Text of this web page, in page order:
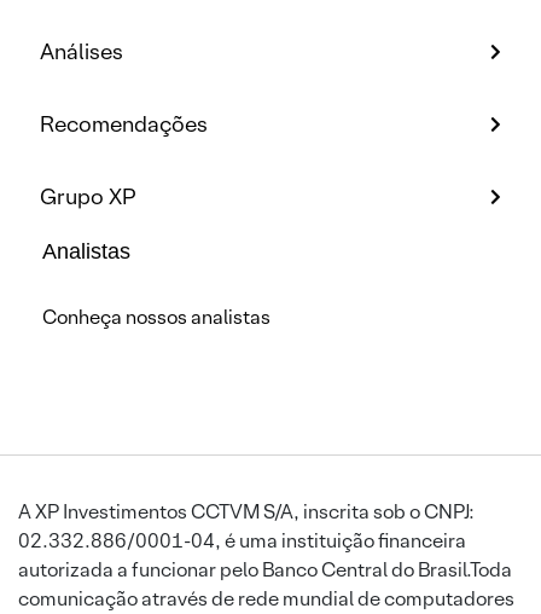
Análises
Recomendações
Grupo XP
Analistas
Conheça nossos analistas
A XP Investimentos CCTVM S/A, inscrita sob o CNPJ:
02.332.886/0001-04, é uma instituição financeira
autorizada a funcionar pelo Banco Central do Brasil.Toda
comunicação através de rede mundial de computadores